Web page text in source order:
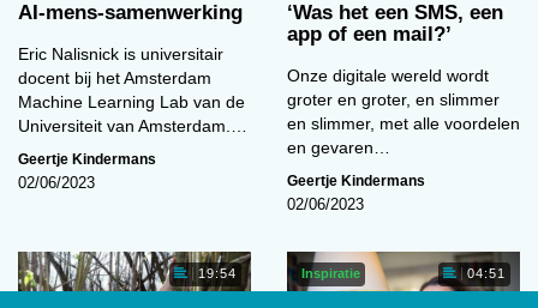
AI-mens-samenwerking
Eric Nalisnick is universitair
docent bij het Amsterdam
Machine Learning Lab van de
Universiteit van Amsterdam.…
Geertje Kindermans
02/06/2023
‘Was het een SMS, een
app of een mail?’
Onze digitale wereld wordt
groter en groter, en slimmer
en slimmer, met alle voordelen
en gevaren…
Geertje Kindermans
02/06/2023
19:54 Inspiratie 04:51